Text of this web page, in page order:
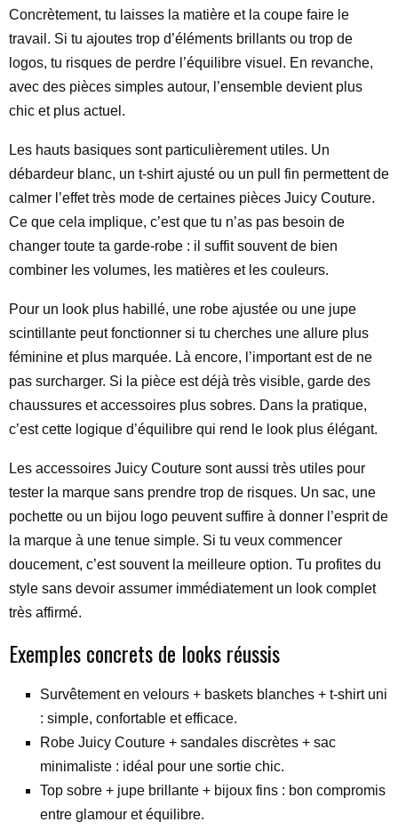
Concrètement, tu laisses la matière et la coupe faire le
travail. Si tu ajoutes trop d’éléments brillants ou trop de
logos, tu risques de perdre l’équilibre visuel. En revanche,
avec des pièces simples autour, l’ensemble devient plus
chic et plus actuel.
Les hauts basiques sont particulièrement utiles. Un
débardeur blanc, un t-shirt ajusté ou un pull fin permettent de
calmer l’effet très mode de certaines pièces Juicy Couture.
Ce que cela implique, c’est que tu n’as pas besoin de
changer toute ta garde-robe : il suffit souvent de bien
combiner les volumes, les matières et les couleurs.
Pour un look plus habillé, une robe ajustée ou une jupe
scintillante peut fonctionner si tu cherches une allure plus
féminine et plus marquée. Là encore, l’important est de ne
pas surcharger. Si la pièce est déjà très visible, garde des
chaussures et accessoires plus sobres. Dans la pratique,
c’est cette logique d’équilibre qui rend le look plus élégant.
Les accessoires Juicy Couture sont aussi très utiles pour
tester la marque sans prendre trop de risques. Un sac, une
pochette ou un bijou logo peuvent suffire à donner l’esprit de
la marque à une tenue simple. Si tu veux commencer
doucement, c’est souvent la meilleure option. Tu profites du
style sans devoir assumer immédiatement un look complet
très affirmé.
Exemples concrets de looks réussis
Survêtement en velours + baskets blanches + t-shirt uni
: simple, confortable et efficace.
Robe Juicy Couture + sandales discrètes + sac
minimaliste : idéal pour une sortie chic.
Top sobre + jupe brillante + bijoux fins : bon compromis
entre glamour et équilibre.